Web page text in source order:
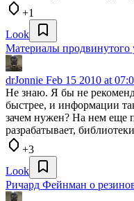
+1
Look
Материалы
drJonnie Feb 15 2010 at
Не знаю. Я бы не
быстрее, и информации
зачем нужен? На нем еще
разрабатывает,
+3
Look
Ричард Фейнман о